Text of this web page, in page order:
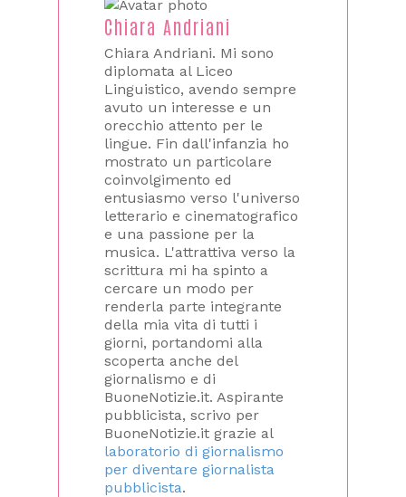
Chiara Andriani
Chiara Andriani. Mi sono
diplomata al Liceo
Linguistico, avendo sempre
avuto un interesse e un
orecchio attento per le
lingue. Fin dall'infanzia ho
mostrato un particolare
coinvolgimento ed
entusiasmo verso l'universo
letterario e cinematografico
e una passione per la
musica. L'attrattiva verso la
scrittura mi ha spinto a
cercare un modo per
renderla parte integrante
della mia vita di tutti i
giorni, portandomi alla
scoperta anche del
giornalismo e di
BuoneNotizie.it. Aspirante
pubblicista, scrivo per
BuoneNotizie.it grazie al
laboratorio di giornalismo
per diventare giornalista
pubblicista.